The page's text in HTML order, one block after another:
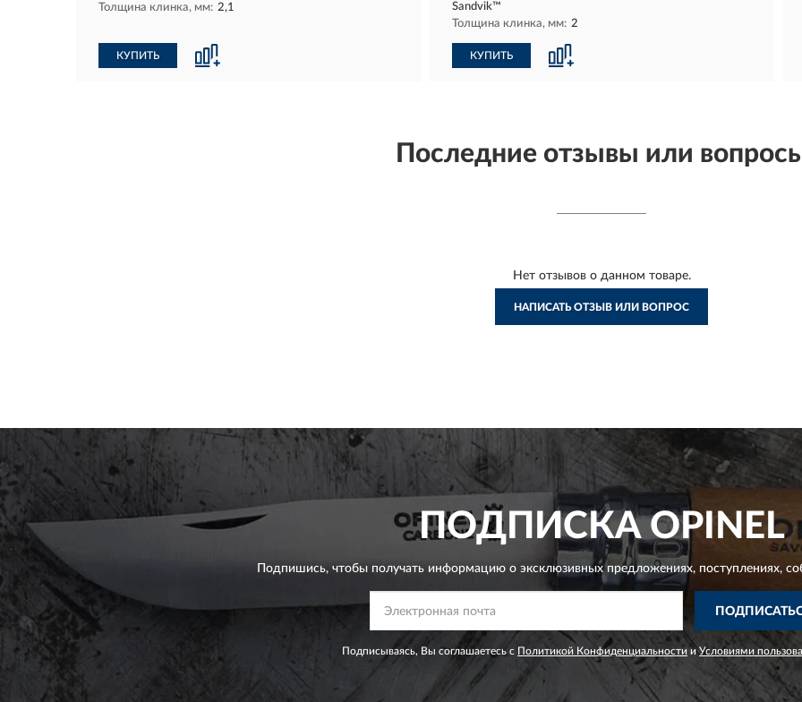
Толщина клинка, мм: 2,1
КУПИТЬ
Sandvik™
Толщина клинка, мм: 2
КУПИТЬ
Последние отзывы или
Нет отзывов о данном товаре.
НАПИСАТЬ ОТЗЫВ ИЛИ ВОПРОС
ПОДПИСКАOPINEL
Подпишись, чтобы получать информацию о эксклюзивных предложениях,поступлениях,
Подписываясь, Вы соглашаетесь с Политикой Конфиденциальности и Условиями